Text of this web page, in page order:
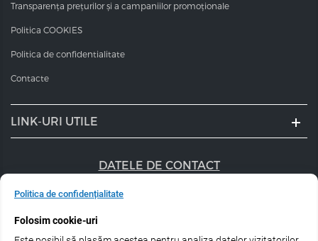
Transparența prețurilor și a campaniilor promoționale
Politica COOKIES
Politica de confidentialitate
Contacte
LINK-URI UTILE
DATELE DE CONTACT
+40 747 056 359
Politica de confidențialitate
Folosim cookie-uri